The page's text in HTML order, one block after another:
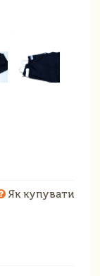
Як купувати